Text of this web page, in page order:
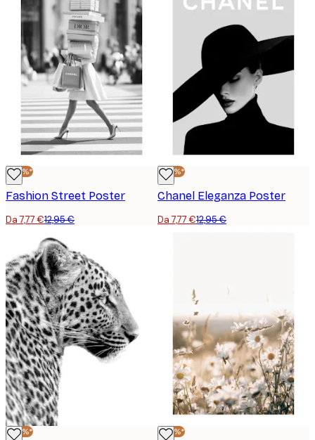
-40%*
Fashion Street Poster
Da 7,77 €12,95 €
-40%*
Chanel Eleganza Poster
Da 7,77 €12,95 €
-40%* -40%*